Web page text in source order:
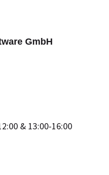
GmbH
& 13:00-16:00